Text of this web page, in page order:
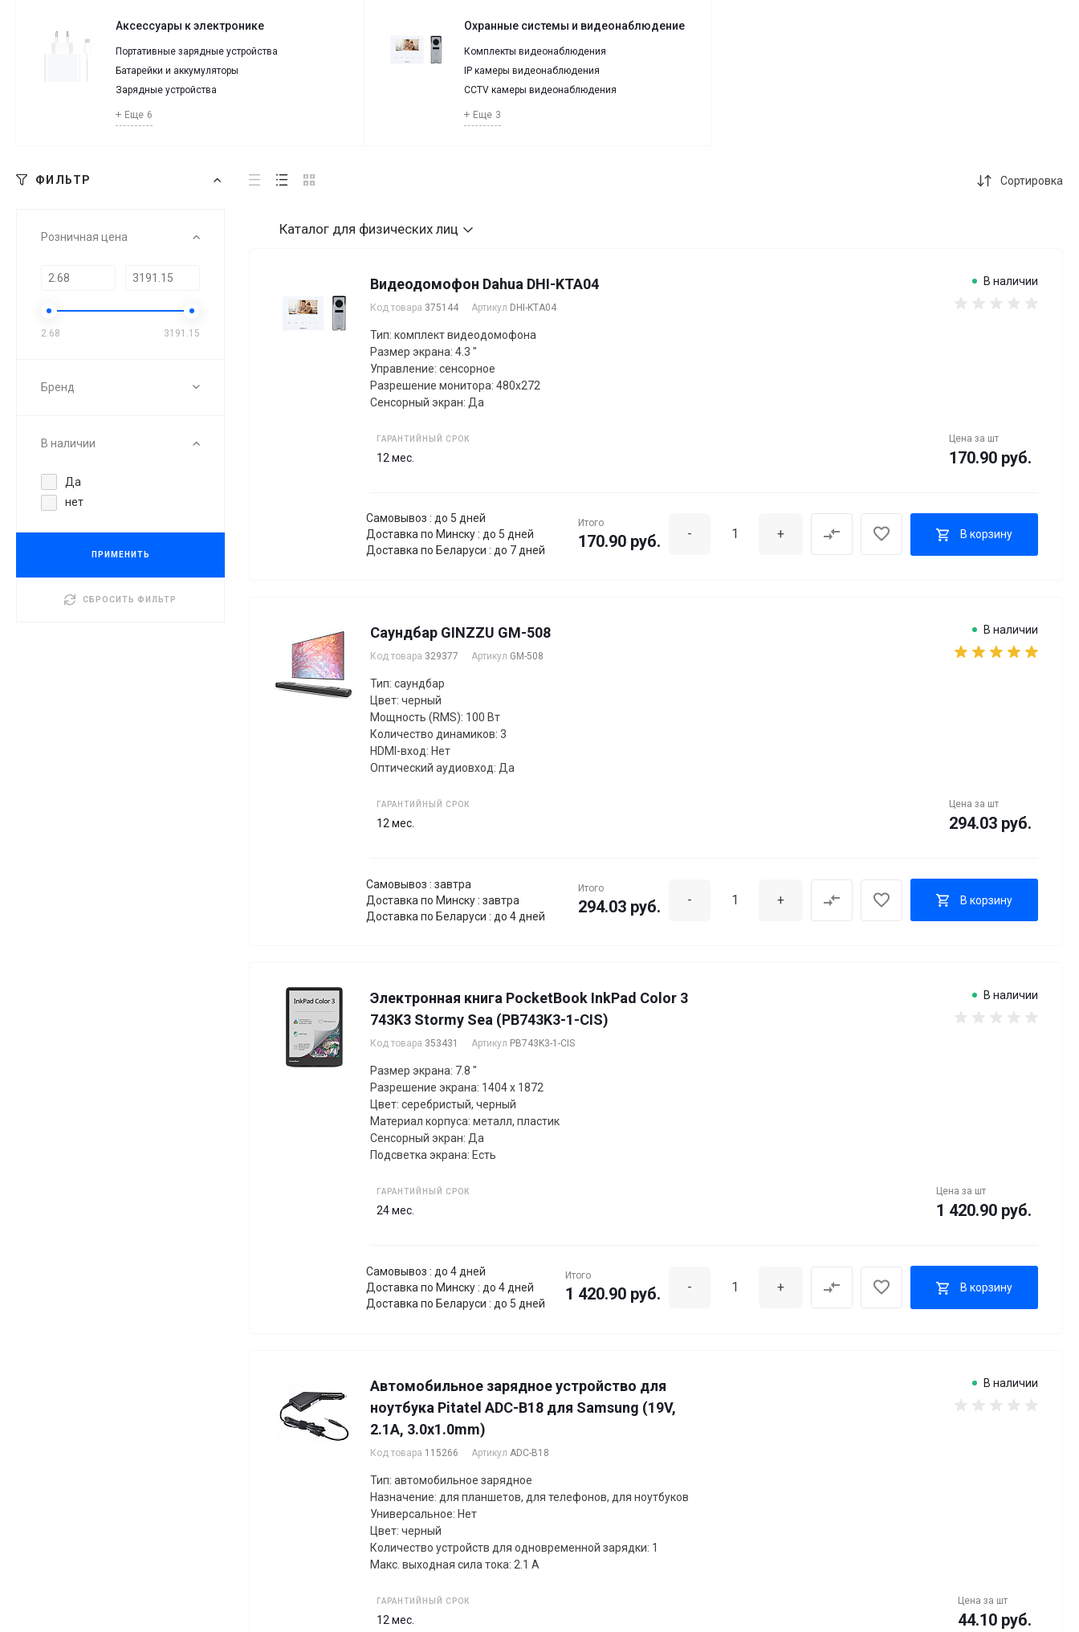
Аксессуары к электронике
Портативные зарядные устройства
Батарейки и аккумуляторы
Зарядные устройства
Еще 6
Охранные системы и видеонаблюдение
Комплекты видеонаблюдения
IP камеры видеонаблюдения
CCTV камеры видеонаблюдения
Еще 3
ФИЛЬТР
Розничная цена
2.68 3191.15
Бренд
В наличии
Да
нет
ПРИМЕНИТЬ
СБРОСИТЬ ФИЛЬТР
Сортировка
Каталог для физических лиц
Видеодомофон Dahua DHI-KTA04
Код товара 375144 Артикул DHI-KTA04
В наличии
Тип: комплект видеодомофона
Размер экрана: 4.3 "
Управление: сенсорное
Разрешение монитора: 480x272
Сенсорный экран: Да
ГАРАНТИЙНЫЙ СРОК
12 мес.
Цена за шт
170.90 руб.
Самовывоз : до 5 дней
Доставка по Минску : до 5 дней
Доставка по Беларуси : до 7 дней
Итого
170.90 руб. - + В корзину
Саундбар GINZZU GM-508
Код товара 329377 Артикул GM-508
В наличии
Тип: саундбар
Цвет: черный
Мощность (RMS): 100 Вт
Количество динамиков: 3
HDMI-вход: Нет
Оптический аудиовход: Да
ГАРАНТИЙНЫЙ СРОК
12 мес.
Цена за шт
294.03 руб.
Самовывоз : завтра
Доставка по Минску : завтра
Доставка по Беларуси : до 4 дней
Итого
294.03 руб. - + В корзину
Электронная книга PocketBook InkPad Color 3
743K3 Stormy Sea (PB743K3-1-CIS)
Код товара 353431 Артикул PB743K3-1-CIS
В наличии
Размер экрана: 7.8 "
Разрешение экрана: 1404 x 1872
Цвет: серебристый, черный
Материал корпуса: металл, пластик
Сенсорный экран: Да
Подсветка экрана: Есть
ГАРАНТИЙНЫЙ СРОК
24 мес.
Цена за шт
1 420.90 руб.
Самовывоз : до 4 дней
Доставка по Минску : до 4 дней
Доставка по Беларуси : до 5 дней
Итого
1 420.90 руб. - + В корзину
Автомобильное зарядное устройство для
ноутбука Pitatel ADC-B18 для Samsung (19V,
2.1А, 3.0x1.0mm)
Код товара 115266 Артикул ADC-B18
В наличии
Тип: автомобильное зарядное
Назначение: для планшетов, для телефонов, для ноутбуков
Универсальное: Нет
Цвет: черный
Количество устройств для одновременной зарядки: 1
Макс. выходная сила тока: 2.1 А
ГАРАНТИЙНЫЙ СРОК
12 мес.
Цена за шт
44.10 руб.